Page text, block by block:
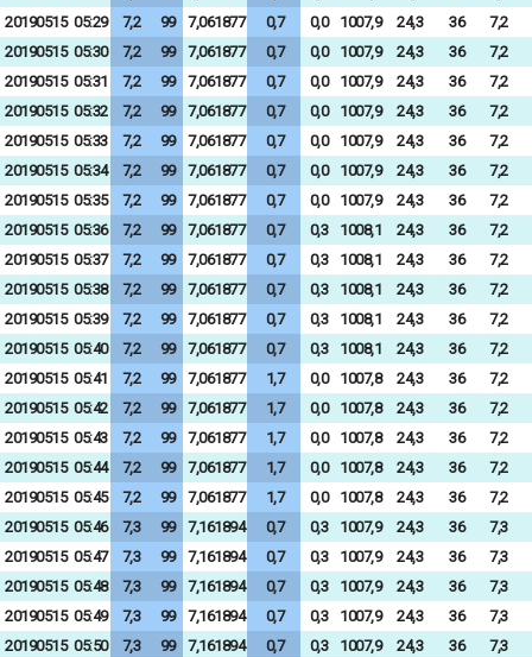
20190515 05:29 7,2 99 7,061877 0,7 0,0 1007,9 24,3 36
7,2
20190515 05:30 7,2 99 7,061877 0,7 0,0 1007,9 24,3 36
7,2
20190515 05:31 7,2 99 7,061877 0,7 0,0 1007,9 24,3 36
7,2
20190515 05:32 7,2 99 7,061877 0,7 0,0 1007,9 24,3 36
7,2
20190515 05:33 7,2 99 7,061877 0,7 0,0 1007,9 24,3 36
7,2
20190515 05:34 7,2 99 7,061877 0,7 0,0 1007,9 24,3 36
7,2
20190515 05:35 7,2 99 7,061877 0,7 0,0 1007,9 24,3 36
7,2
20190515 05:36 7,2 99 7,061877 0,7 0,3 1008,1 24,3 36
7,2
20190515 05:37 7,2 99 7,061877 0,7 0,3 1008,1 24,3 36
7,2
20190515 05:38 7,2 99 7,061877 0,7 0,3 1008,1 24,3 36
7,2
20190515 05:39 7,2 99 7,061877 0,7 0,3 1008,1 24,3 36
7,2
20190515 05:40 7,2 99 7,061877 0,7 0,3 1008,1 24,3 36
7,2
20190515 05:41 7,2 99 7,061877 1,7 0,0 1007,8 24,3 36
7,2
20190515 05:42 7,2 99 7,061877 1,7 0,0 1007,8 24,3 36
7,2
20190515 05:43 7,2 99 7,061877 1,7 0,0 1007,8 24,3 36
7,2
20190515 05:44 7,2 99 7,061877 1,7 0,0 1007,8 24,3 36
7,2
20190515 05:45 7,2 99 7,061877 1,7 0,0 1007,8 24,3 36
7,2
20190515 05:46 7,3 99 7,161894 0,7 0,3 1007,9 24,3 36
7,3
20190515 05:47 7,3 99 7,161894 0,7 0,3 1007,9 24,3 36
7,3
20190515 05:48 7,3 99 7,161894 0,7 0,3 1007,9 24,3 36
7,3
20190515 05:49 7,3 99 7,161894 0,7 0,3 1007,9 24,3 36
7,3
20190515 05:50 7,3 99 7,161894 0,7 0,3 1007,9 24,3 36
7,3